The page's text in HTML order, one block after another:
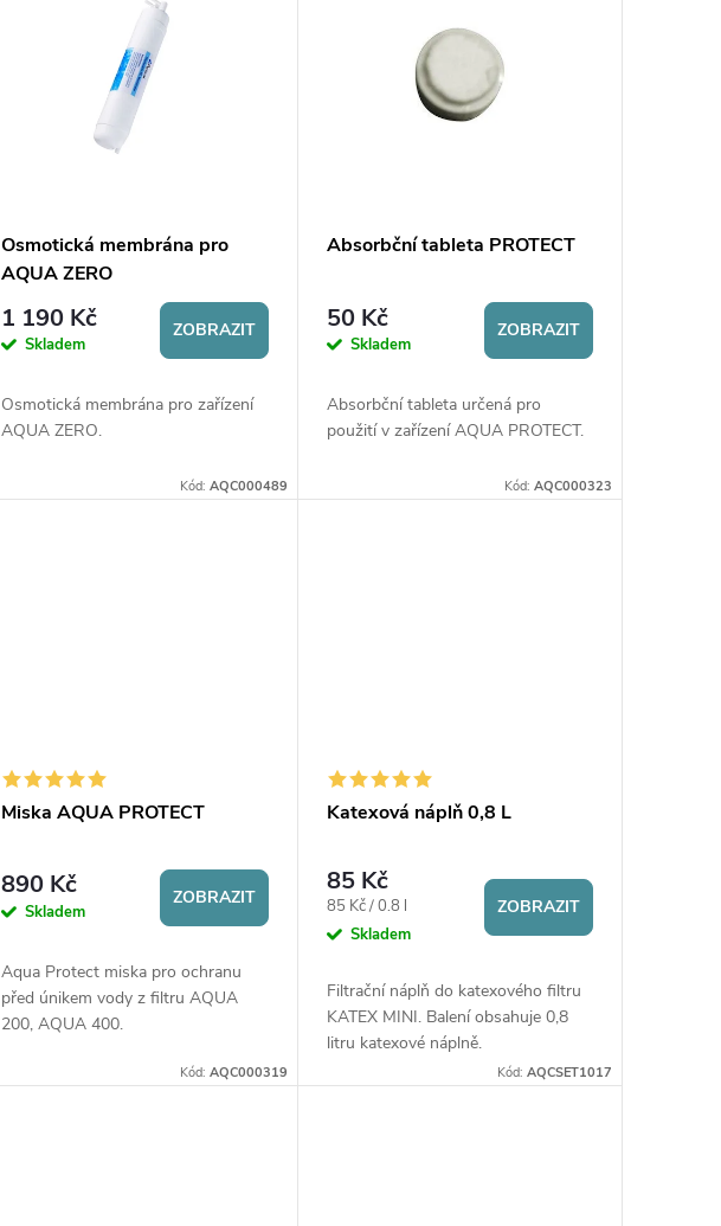
Osmotická membrána pro
AQUA ZERO
1 190 Kč
Skladem
ZOBRAZIT
Osmotická membrána pro zařízení
AQUA ZERO.
Kód: AQC000489
Absorbční tableta PROTECT
50 Kč
Skladem
ZOBRAZIT
Absorbční tableta určená pro
použití v zařízení AQUA PROTECT.
Kód: AQC000323
Miska AQUA PROTECT
890 Kč
Skladem
ZOBRAZIT
Aqua Protect miska pro ochranu
před únikem vody z filtru AQUA
200, AQUA 400.
Kód: AQC000319
Katexová náplň 0,8 L
85 Kč
Měrná
cena:
85 Kč / 0.8 l
Skladem
ZOBRAZIT
Filtrační náplň do katexového filtru
KATEX MINI. Balení obsahuje 0,8
litru katexové náplně.
Kód: AQCSET1017